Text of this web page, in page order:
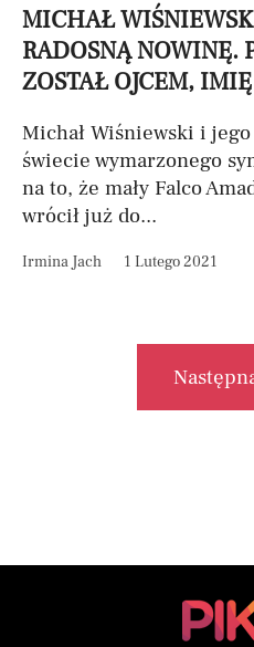
MICHAŁ
RADOSNĄ NOWINĘ.
ZOSTAŁ OJCEM,
Michał Wiśniewski i
świecie wymarzonego
na to, że mały Falco
wrócił już do...
Irmina Jach 1 Lutego 2021